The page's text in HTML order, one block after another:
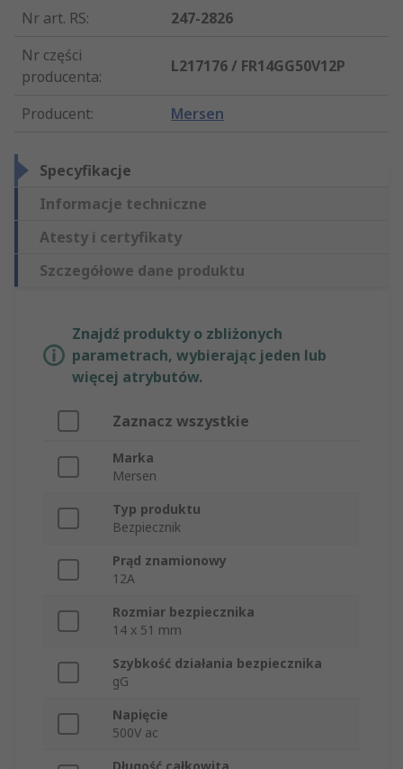
Nr art. RS:
247-2826
Nr części
producenta:
L217176 / FR14GG50V12P
Producent: Mersen
Specyfikacje
Informacje techniczne
Atesty i certyfikaty
Szczegółowe dane produktu
Znajdź produkty o zbliżonych
parametrach, wybierając jeden lub
więcej atrybutów.
Zaznacz wszystkie
Marka
Mersen
Typ produktu
Bezpiecznik
Prąd znamionowy
12A
Rozmiar bezpiecznika
14 x 51 mm
Szybkość działania bezpiecznika
gG
Napięcie
500V ac